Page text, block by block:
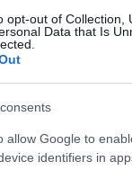
opt-out of Collection,
Data that Is
allow Google to
identifiers in
van egy
szerinte is